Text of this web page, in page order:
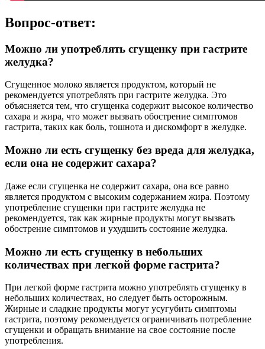
Вопрос-ответ:
Можно ли употреблять сгущенку при гастрите
желудка?
Сгущенное молоко является продуктом, который не
рекомендуется употреблять при гастрите желудка. Это
объясняется тем, что сгущенка содержит высокое количество
сахара и жира, что может вызвать обострение симптомов
гастрита, таких как боль, тошнота и дискомфорт в желудке.
Можно ли есть сгущенку без вреда для желудка,
если она не содержит сахара?
Даже если сгущенка не содержит сахара, она все равно
является продуктом с высоким содержанием жира. Поэтому
употребление сгущенки при гастрите желудка не
рекомендуется, так как жирные продукты могут вызвать
обострение симптомов и ухудшить состояние желудка.
Можно ли есть сгущенку в небольших
количествах при легкой форме гастрита?
При легкой форме гастрита можно употреблять сгущенку в
небольших количествах, но следует быть осторожным.
Жирные и сладкие продукты могут усугубить симптомы
гастрита, поэтому рекомендуется ограничивать потребление
сгущенки и обращать внимание на свое состояние после
употребления.